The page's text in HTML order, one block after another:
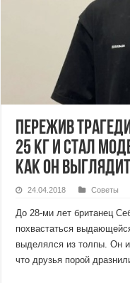
Пережив
25 кг и стал
как он
24.04.2018 Советы
До 28-ми лет британец
похвастаться
выделялся из толпы. Он
что друзья порой